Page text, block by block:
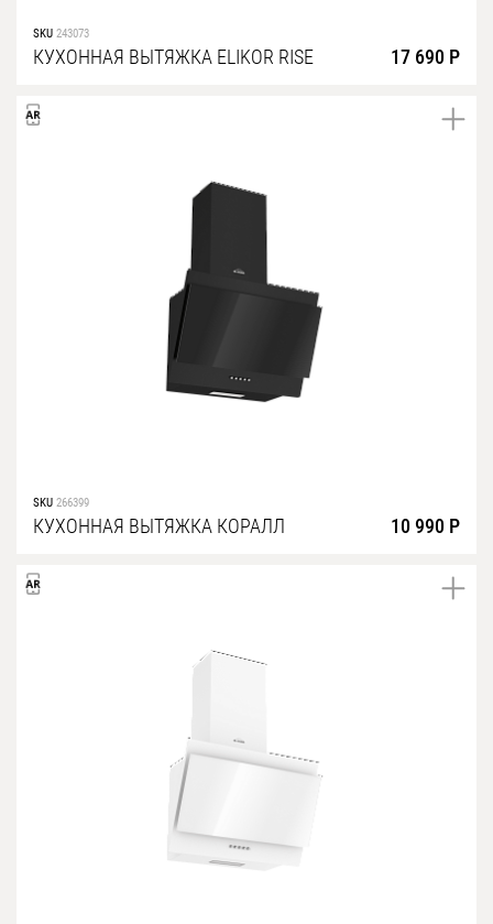
SKU 243073
КУХОННАЯ ВЫТЯЖКА ELIKOR RISE 17 690 Р
SKU 266399
КУХОННАЯ ВЫТЯЖКА КОРАЛЛ 10 990 Р